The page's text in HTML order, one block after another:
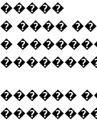
�����
� ����
�
������